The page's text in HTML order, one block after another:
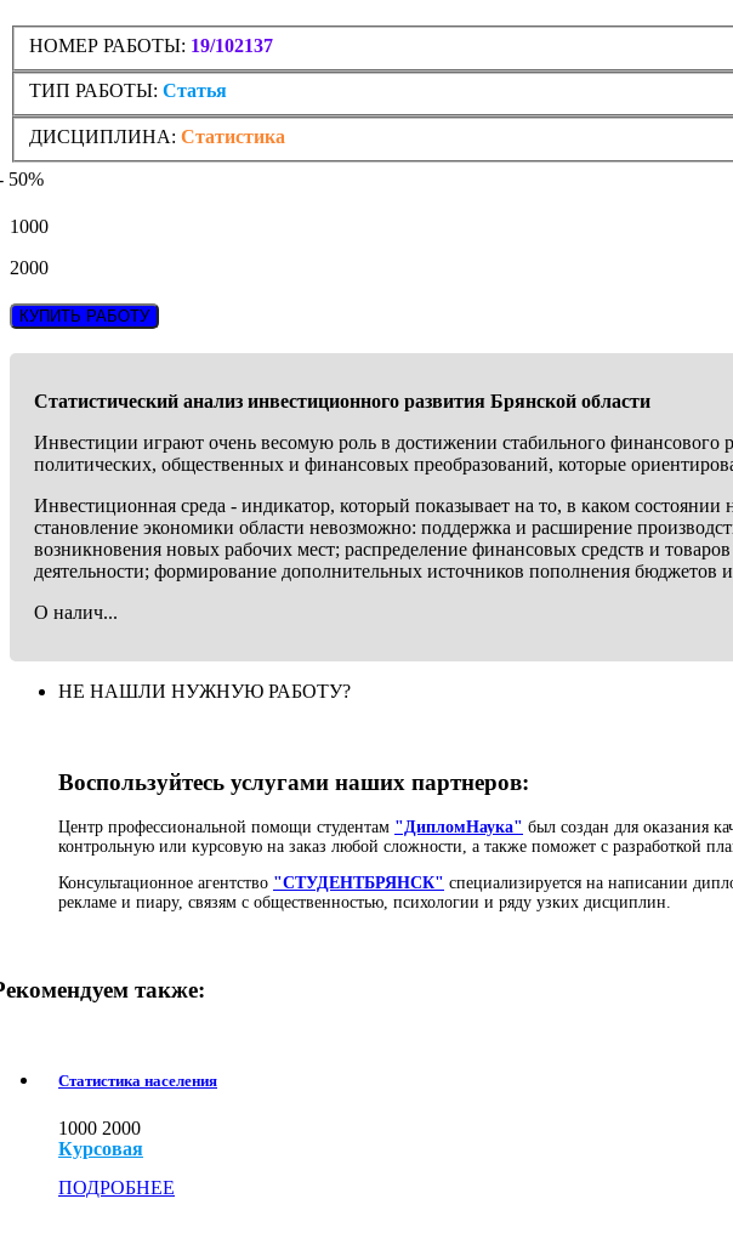
НОМЕР РАБОТЫ: 19/102137
ТИП РАБОТЫ: Статья
ДИСЦИПЛИНА: Статистика
50%
1000
2000
КУПИТЬ РАБОТУ
Статистический анализ инвестиционного развития Брянской области
Инвестиции играют очень весомую роль в достижении стабильного финансового
политических, общественных и финансовых преобразований, которые
Инвестиционная среда - индикатор, который показывает на то, в каком
становление экономики области невозможно: поддержка и расширение
возникновения новых рабочих мест; распределение финансовых средств и
деятельности; формирование дополнительных источников пополнения
О налич...
НЕ НАШЛИ НУЖНУЮ РАБОТУ?
Воспользуйтесь услугами наших партнеров:
Центр профессиональной помощи студентам "ДипломНаука" был создан для оказания
контрольную или курсовую на заказ любой сложности, а также поможет с разработкой
Консультационное агентство "СТУДЕНТБРЯНСК" специализируется на написании
рекламе и пиару, связям с общественностью, психологии и ряду узких дисциплин.
также:
Статистика населения
1000 2000
Курсовая
ПОДРОБНЕЕ